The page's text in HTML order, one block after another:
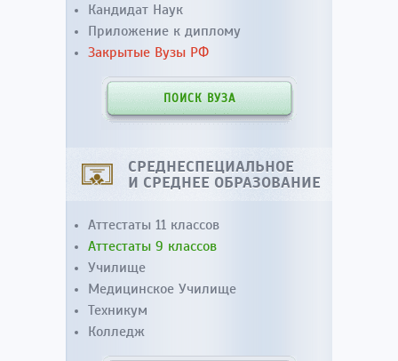
Кандидат Наук
Приложение к диплому
Закрытые Вузы РФ
ПОИСК ВУЗА
СРЕДНЕСПЕЦИАЛЬНОЕ
И СРЕДНЕЕ ОБРАЗОВАНИЕ
Аттестаты 11 классов
Аттестаты 9 классов
Училище
Медицинское Училище
Техникум
Колледж